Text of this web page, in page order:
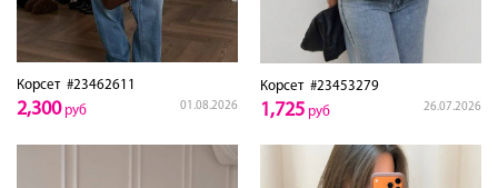
Корсет#23462611
01.08.2026
2,300руб
Корсет#23453279
26.07.2026
1,725 руб